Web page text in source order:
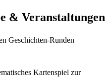
& Veranstaltungen
Geschichten-Runden
Kartenspiel zur